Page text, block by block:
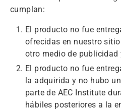
cumplan:
El producto no fue
ofrecidas en nuestro
otro medio de publicidad
El producto no fue
la adquirida y no hubo
parte de AEC Institute
hábiles posteriores a la